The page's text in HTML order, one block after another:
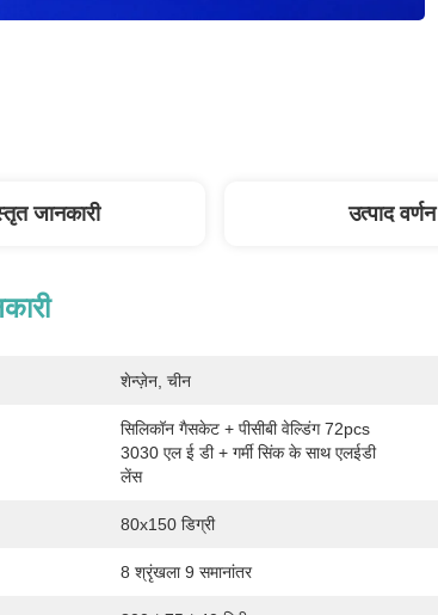
जानकारी उत्पाद वर्णन
शेन्ज़ेन, चीन
सिलिकॉन गैसकेट + पीसीबी वेल्डिंग 72pcs
3030 एल ई डी + गर्मी सिंक के साथ एलईडी
लेंस
80x150 डिग्री
8 श्रृंखला 9 समानांतर